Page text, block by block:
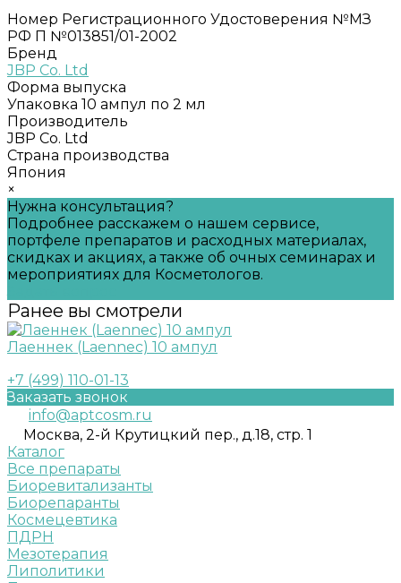
Номер Регистрационного Удостоверения №МЗ
РФ П №013851/01-2002
Бренд
JBP Co. Ltd
Форма выпуска
Упаковка 10 ампул по 2 мл
Производитель
JBP Co. Ltd
Страна производства
Япония
×
Нужна консультация?
Подробнее расскажем о нашем сервисе,
портфеле препаратов и расходных материалах,
скидках и акциях, а также об очных семинарах и
мероприятиях для Косметологов.
Ранее вы смотрели
Лаеннек (Laennec) 10 ампул
+7 (499) 110-01-13
Заказать звонок
info@aptcosm.ru
Москва, 2-й Крутицкий пер., д.18, стр. 1
Каталог
Все препараты
Биоревитализанты
Биорепаранты
Космецевтика
ПДРН
Мезотерапия
Липолитики